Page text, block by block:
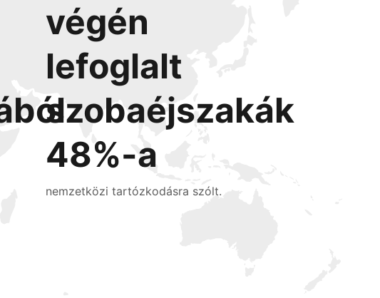
végén
lefoglalt
szobaéjszakák
48%-a
nemzetközi tartózkodásra szólt.